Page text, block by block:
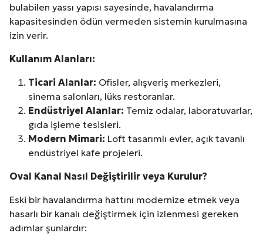
bulabilen yassı yapısı sayesinde, havalandırma
kapasitesinden ödün vermeden sistemin kurulmasına
izin verir.
Kullanım Alanları:
Ticari Alanlar: Ofisler, alışveriş merkezleri,
sinema salonları, lüks restoranlar.
Endüstriyel Alanlar: Temiz odalar, laboratuvarlar,
gıda işleme tesisleri.
Modern Mimari: Loft tasarımlı evler, açık tavanlı
endüstriyel kafe projeleri.
Oval Kanal Nasıl Değiştirilir veya Kurulur?
Eski bir havalandırma hattını modernize etmek veya
hasarlı bir kanalı değiştirmek için izlenmesi gereken
adımlar şunlardır: